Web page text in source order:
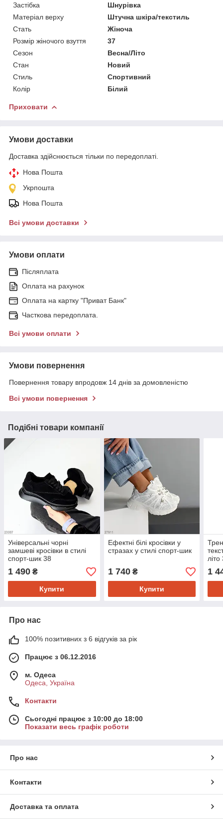
Застібка
Шнурівка
Матеріал верху
Штучна шкіра/текстиль
Стать
Жіноча
Розмір жіночого взуття
37
Сезон
Весна/Літо
Стан
Новий
Стиль
Спортивний
Колір
Білий
Приховати
Умови доставки
Доставка здійснюється тільки по передоплаті.
Нова Пошта
Укрпошта
Нова Пошта
Всі умови доставки
Умови оплати
Післяплата
Оплата на рахунок
Оплата на картку "Приват Банк"
Часткова передоплата.
Всі умови оплати
Умови повернення
Повернення товару впродовж 14 днів за домовленістю
Всі умови повернення
Подібні товари компанії
Універсальні чорні
замшеві кросівки в стилі
спорт-шик 38
1 490 ₴
Купити
Ефектні білі кросівки у
стразах у стилі спорт-шик
1 740₴
Купити
літо
1
Про нас
100% позитивних з 6 відгуків за рік
Працює з 06.12.2016
м. Одеса
Одеса, Україна
Контакти
Сьогодні працює з 10:00 до 18:00
Показати весь графік роботи
Про нас
Контакти
Доставка та оплата